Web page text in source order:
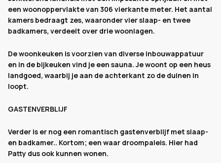
een woonoppervlakte van 306 vierkante meter. Het aantal
kamers bedraagt zes, waaronder vier slaap- en twee
badkamers, verdeelt over drie woonlagen.
De woonkeuken is voorzien van diverse inbouwappatuur
en in de bijkeuken vind je een sauna. Je woont op een heus
landgoed, waarbij je aan de achterkant zo de duinen in
loopt.
GASTENVERBLIJF
Verder is er nog een romantisch gastenverblijf met slaap-
en badkamer.. Kortom; een waar droompaleis. Hier had
Patty dus ook kunnen wonen.